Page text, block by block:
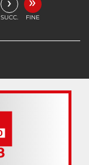
SUCC. FINE